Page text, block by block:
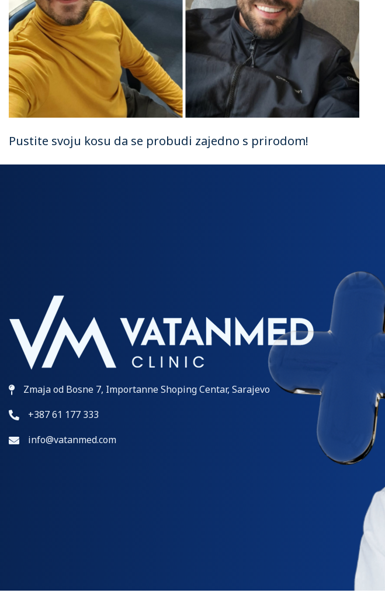
Pustite svoju kosu da se probudi zajedno s prirodom!
Zmaja od Bosne 7, Importanne Shoping Centar, Sarajevo
+387 61 177 333
info@vatanmed.com